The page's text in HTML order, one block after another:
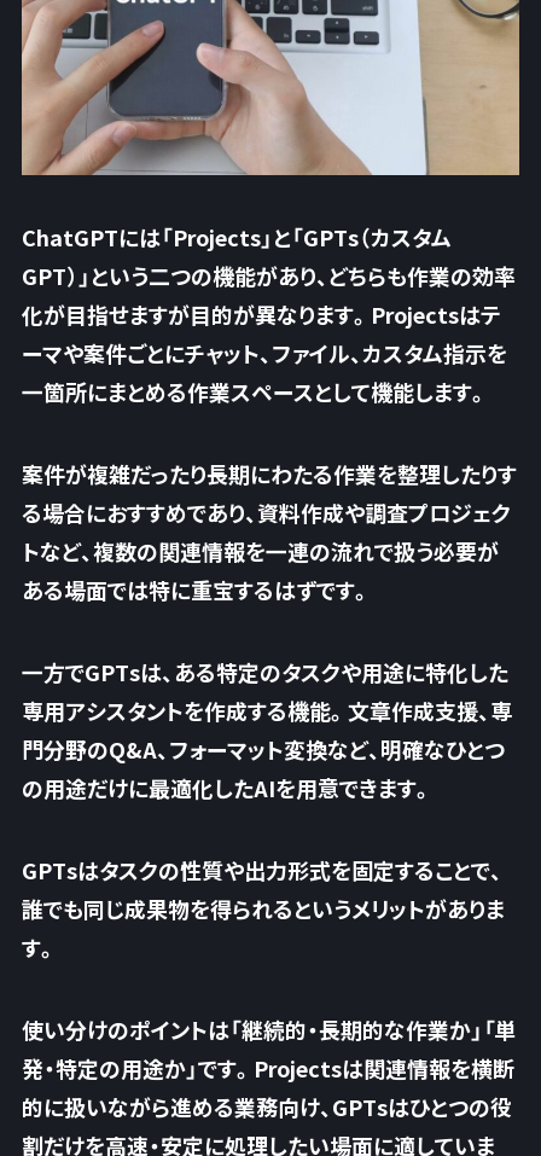
ChatGPTには「Projects」と「GPTs（カスタム
GPT）」という二つの機能があり、どちらも作業の効率
化が目指せますが目的が異なります。Projectsはテ
ーマや案件ごとにチャット、ファイル、カスタム指示を
一箇所にまとめる作業スペースとして機能します。
案件が複雑だったり長期にわたる作業を整理したりす
る場合におすすめであり、資料作成や調査プロジェク
トなど、複数の関連情報を一連の流れで扱う必要が
ある場面では特に重宝するはずです。
一方でGPTsは、ある特定のタスクや用途に特化した
専用アシスタントを作成する機能。文章作成支援、専
門分野のQ&A、フォーマット変換など、明確なひとつ
の用途だけに最適化したAIを用意できます。
GPTsはタスクの性質や出力形式を固定することで、
誰でも同じ成果物を得られるというメリットがありま
す。
使い分けのポイントは「継続的・長期的な作業か」「単
発・特定の用途か」です。Projectsは関連情報を横断
的に扱いながら進める業務向け、GPTsはひとつの役
割だけを高速・安定に処理したい場面に適していま